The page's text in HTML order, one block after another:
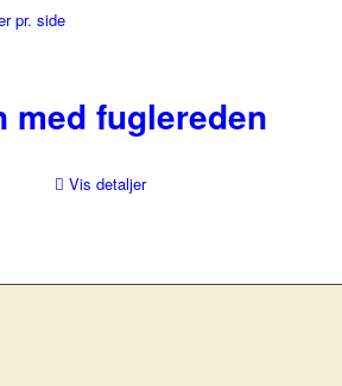
pr. side
med fuglereden
Vis detaljer